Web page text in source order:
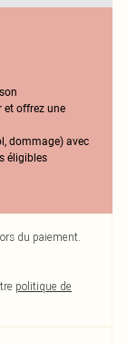
et offrez une
dommage) avec
éligibles
du paiement.
politique de